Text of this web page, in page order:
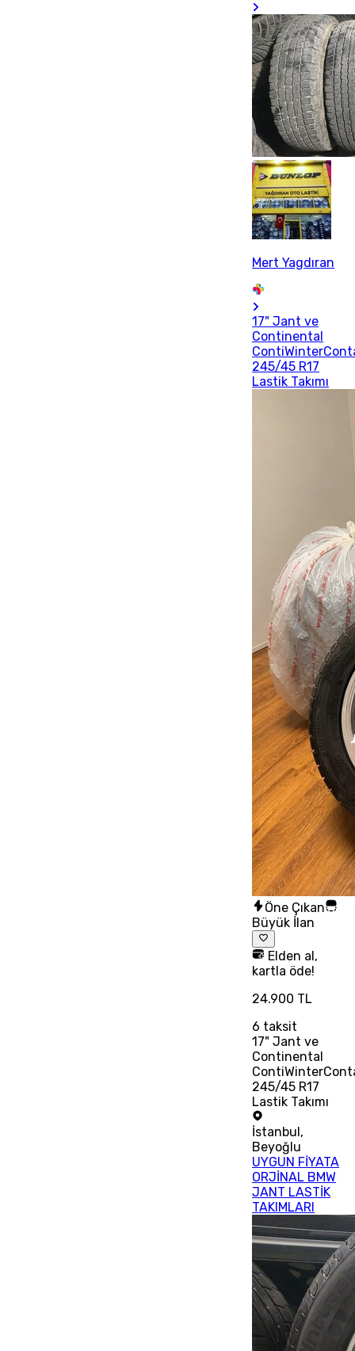
Mert Yagdıran
17" Jant ve
Continental
245/45 R17
Lastik Takımı
Öne Çıkan
Büyük İlan
Elden al,
kartla öde!
24.900 TL
6 taksit
17" Jant ve
Continental
245/45 R17
Lastik Takımı
İstanbul ,
Beyoğlu
UYGUN FİYATA
ORJİNAL BMW
JANT LASTİK
TAKIMLARI